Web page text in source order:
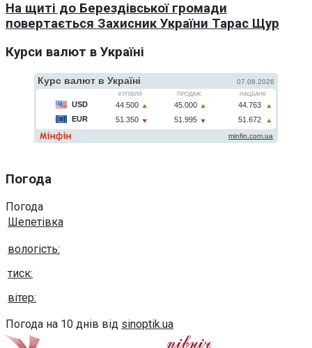
На щиті до Берездівської громади
повертається Захисник України Тарас Щур
Курси валют в Україні
Погода
Погода
Шепетівка
вологість:
тиск:
вітер:
Погода на 10 днів від sinoptik.ua